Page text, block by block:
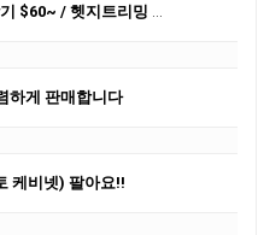
/ 헷지트리밍 / 터프 시공
하게 판매합니다
케비넷) 팔아요!!